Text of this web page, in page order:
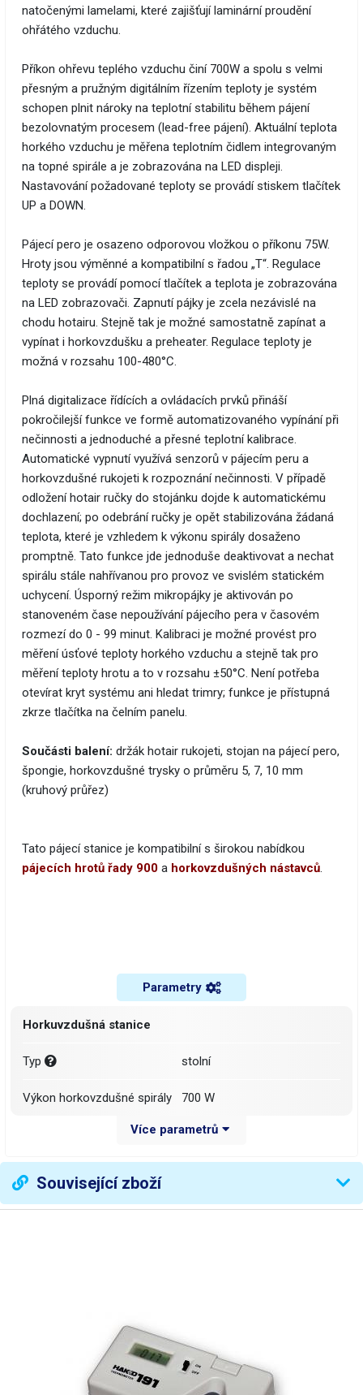
natočenými lamelami, které zajišťují laminární proudění
ohřátého vzduchu.
Příkon ohřevu teplého vzduchu činí 700W a spolu s velmi
přesným a pružným digitálním řízením teploty je systém
schopen plnit nároky na teplotní stabilitu během pájení
bezolovnatým procesem (lead-free pájení). Aktuální teplota
horkého vzduchu je měřena teplotním čidlem integrovaným
na topné spirále a je zobrazována na LED displeji.
Nastavování požadované teploty se provádí stiskem tlačítek
UP a DOWN.
Pájecí pero je osazeno odporovou vložkou o příkonu 75W.
Hroty jsou výměnné a kompatibilní s řadou „T“. Regulace
teploty se provádí pomocí tlačítek a teplota je zobrazována
na LED zobrazovači. Zapnutí pájky je zcela nezávislé na
chodu hotairu. Stejně tak je možné samostatně zapínat a
vypínat i horkovzdušku a preheater. Regulace teploty je
možná v rozsahu 100-480°C.
Plná digitalizace řídících a ovládacích prvků přináší
pokročilejší funkce ve formě automatizovaného vypínání při
nečinnosti a jednoduché a přesné teplotní kalibrace.
Automatické vypnutí využívá senzorů v pájecím peru a
horkovzdušné rukojeti k rozpoznání nečinnosti. V případě
odložení hotair ručky do stojánku dojde k automatickému
dochlazení; po odebrání ručky je opět stabilizována žádaná
teplota, které je vzhledem k výkonu spirály dosaženo
promptně. Tato funkce jde jednoduše deaktivovat a nechat
spirálu stále nahřívanou pro provoz ve svislém statickém
uchycení. Úsporný režim mikropájky je aktivován po
stanoveném čase nepoužívání pájecího pera v časovém
rozmezí do 0 - 99 minut. Kalibraci je možné provést pro
měření úsťové teploty horkého vzduchu a stejně tak pro
měření teploty hrotu a to v rozsahu ±50°C. Není potřeba
otevírat kryt systému ani hledat trimry; funkce je přístupná
zkrze tlačítka na čelním panelu.
Součásti balení: držák hotair rukojeti, stojan na pájecí pero,
špongie, horkovzdušné trysky o průměru 5, 7, 10 mm
(kruhový průřez)
Tato pájecí stanice je kompatibilní s širokou nabídkou
pájecích hrotů řady 900 a horkovzdušných nástavců.
Parametry
Horkuvzdušná stanice
Typ stolní
Výkon horkovzdušné spirály 700 W
Ovládání teploty vzduchu digitální (tlačítky)
vzduchu
7 - 60 l/min
Více parametrů
Související zboží